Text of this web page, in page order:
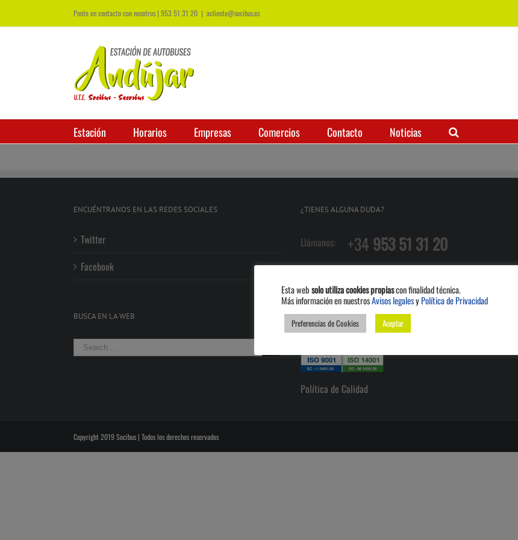
Ponte en contacto con nosotros | 953 51 31 20 | acliente@socibus.es
Estación Horarios Empresas Comercios Contacto Noticias
ENCUÉNTRANOS EN LAS REDES SOCIALES
Twitter
Facebook
BUSCA EN LA WEB
¿TIENES ALGUNA DUDA?
Llámanos: +34 953 51 31 20
CERTIFICACIONES
Política de Calidad
Copyright 2019 Socibus | Todos los derechos reservados
Esta websolo utiliza cookies propiascon finalidad técnica.
Más información en nuestrosAvisos legalesyPolítica de Privacidad
Preferencias de Cookies Aceptar